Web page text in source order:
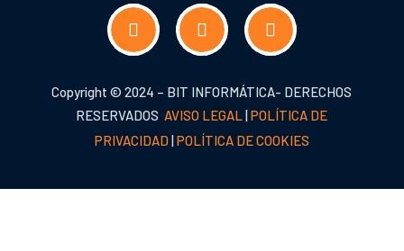
Copyright © 2024 – BIT INFORMÁTICA- DERECHOS
RESERVADOSAVISO LEGAL|POLÍTICA DE
PRIVACIDAD|POLÍTICA DE COOKIES